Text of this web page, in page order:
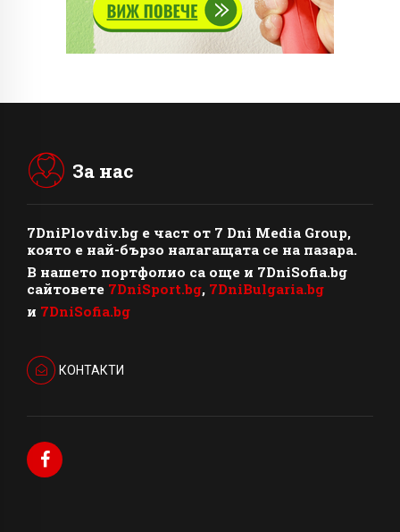
За нас
7DniPlovdiv.bg e част от 7 Dni Media Group,
която е най-бързо налагащата се на пазара.
В нашето портфолио са още и 7DniSofia.bg
сайтовете 7DniSport.bg, 7DniBulgaria.bg
и 7DniSofia.bg
КОНТАКТИ